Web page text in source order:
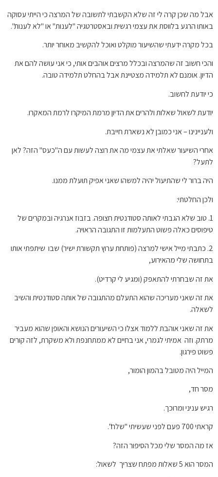
אבל מה שכן קרה לי זה שלא הקשבתי לתשובה של המרצה כי הייתי עסוקה
באותו הרגע בלווסת את עצמי רגשית ובאסטרטגיה "לענות" או "לא לענות".
בכל מקרה ידעתי שהשיעור מוקלט ואוכל להקשיב מאוחר יותר.
והכי חשוב זה שהמרצה ובכלל מרצים אוהבים אותי, כי אני עושה להם את
הדיון. אומנם לא תלמידה מצטיינת אבל בהחלט תלמידה טובה.
כי יודעת לחשוב.
יודעת לשאול שאלות ולהרים את הדיון מרמת המיקרו לרמת המאקרו.
ולעניינינו – אני כמובן לא נשארת חייבת.
אחרי השיעור שאלתי את עצמי מה את רוצה לעשות עם ה"כעס" הזה? לאן
לתעל?
היה ברור לי שהתיעול יהיה למשהו שאני אפיק תועלת ממנו.
ולכן החלטתי:
1. טוב שלא הגבתי לאותה סטודנטית חצופה. בזבוז אנרגיה ובמקרים של
טיפוסים כאלה פשוט התעלמות זו התגובה הראויה.
2. כתבתי מייל אישי למרצה (פותחת ערוץ תקשורת ישיר) שבו שיתפתי אותו
בתחושה שלי מהאירוע,
את זה שבחרתי להתאפק (ומגיע לי קרדיט).
את זה שאני מעריכה שהוא התעלם מהתגובה של אותה סטודנטית והשיב
לשאלה.
את זה שאני אוהבת ללמוד אצלו כי השיעורים הנושא והאופן שהוא מעביר
מרתק. וזה אמיתי לגמרי, אני בחיים לא ממתחנפת ולא משקרת, לזה קורים
פשוט פירגון.
המייל היה מטובל בהמון הומור,
מסר חד,
רגיש עניני ומרוכך.
קראתי 700 פעם לפני שעשיתי "שלח".
אז מה המסר שלי מכל הסיפור הזה?
המסר הוא 5 שאלות מפתח שצריך לשאול: